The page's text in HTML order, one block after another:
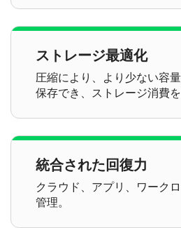
ストレージ最適化
圧縮により、より少ない容
保存でき、ストレージ消費を
統合された回復力
クラウド、アプリ、ワーク
管理。